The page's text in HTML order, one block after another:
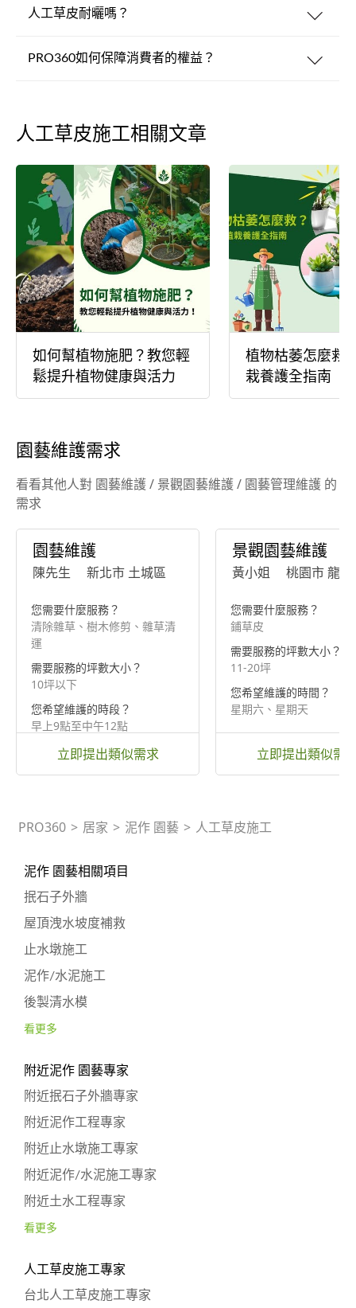
人工草皮耐曬嗎？
PRO360如何保障消費者的權益？
人工草皮施工相關文章
如何幫植物施肥？教您輕
鬆提升植物健康與活力
植物枯萎怎麼救
栽養護全指南
園藝維護需求
看看其他人對 園藝維護 / 景觀園藝維護 / 園藝管理維護 的
需求
園藝維護
陳先生 新北市 土城區
您需要什麼服務？
清除雜草、樹木修剪、雜草清
運
需要服務的坪數大小？
10坪以下
您希望維護的時段？
早上9點至中午12點
立即提出類似需求
景觀園藝維護
黃小姐 桃園市 龍潭
您需要什麼服務？
鋪草皮
需要服務的坪數大小？
11-20坪
您希望維護的時間？
星期六、星期天
立即提出類似需
PRO360 > 居家 > 泥作 園藝 > 人工草皮施工
泥作 園藝相關項目
抿石子外牆
屋頂洩水坡度補救
止水墩施工
泥作/水泥施工
後製清水模
看更多
附近泥作 園藝專家
附近抿石子外牆專家
附近泥作工程專家
附近止水墩施工專家
附近泥作/水泥施工專家
附近土水工程專家
看更多
人工草皮施工專家
台北人工草皮施工專家